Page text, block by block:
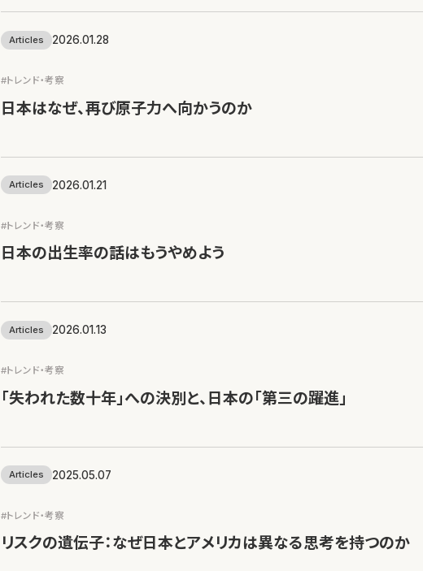
Articles 2026.01.28
#トレンド・考察
日本はなぜ、再び原子力へ向かうのか
Articles 2026.01.21
#トレンド・考察
日本の出生率の話はもうやめよう
Articles 2026.01.13
#トレンド・考察
「失われた数十年」への決別と、日本の「第三の躍進」
Articles 2025.05.07
#トレンド・考察
リスクの遺伝子：なぜ日本とアメリカは異なる思考を持つのか